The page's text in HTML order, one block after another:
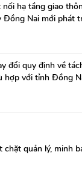
nối hạ tầng giao
Đồng Nai mới phát
đổi quy định về
hợp với tỉnh Đồng
chặt quản lý, minh